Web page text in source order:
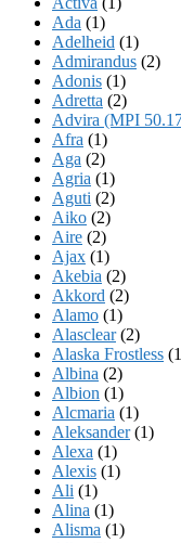
Ada (1)
Adelheid (1)
Admirandus (2)
Adonis (1)
Adretta (2)
Advira (MPI
Afra (1)
Aga (2)
Agria (1)
Aguti (2)
Aiko (2)
Aire (2)
Ajax (1)
Akebia (2)
Akkord (2)
Alamo (1)
Alasclear(2)
Alaska Frostless
Albina (2)
Albion (1)
Alcmaria (1)
Aleksander(1)
Alexa (1)
Alexis (1)
Ali (1)
Alina (1)
Alisma (1)